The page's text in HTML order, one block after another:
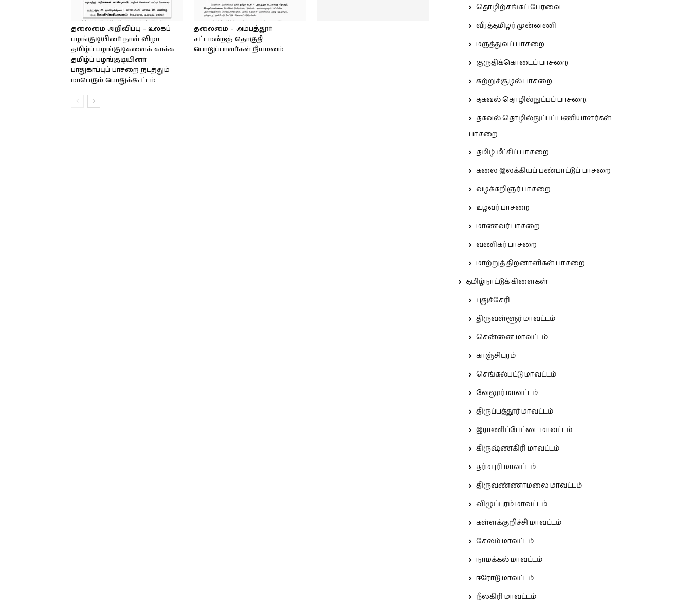
தலைமை அறிவிப்பு – உலகப்
பழங்குடியினர் நாள் விழா
தமிழ்ப் பழங்குடிகளைக் காக்க
தமிழ்ப் பழங்குடியினர்
பாதுகாப்புப் பாசறை நடத்தும்
மாபெரும் பொதுக்கூட்டம்
தலைமை – அம்பத்தூர்
சட்டமன்றத் தொகுதி
பொறுப்பாளர்கள் நியமனம்
தொழிற்சங்கப் பேரவை
வீரத்தமிழர் முன்னணி
மருத்துவப் பாசறை
குருதிக்கொடைப் பாசறை
சுற்றுச்சூழல் பாசறை
தகவல் தொழில்நுட்பப் பாசறை.
தகவல் தொழில்நுட்பப் பணியாளர்கள்
பாசறை
தமிழ் மீட்சிப் பாசறை
கலை இலக்கியப் பண்பாட்டுப் பாசறை
வழக்கறிஞர் பாசறை
உழவர் பாசறை
மாணவர் பாசறை
வணிகர் பாசறை
மாற்றுத் திறனாளிகள் பாசறை
தமிழ்நாட்டுக் கிளைகள்
புதுச்சேரி
திருவள்ளூர் மாவட்டம்
சென்னை மாவட்டம்
காஞ்சிபுரம்
செங்கல்பட்டு மாவட்டம்
வேலூர் மாவட்டம்
திருப்பத்தூர் மாவட்டம்
இராணிப்பேட்டை மாவட்டம்
கிருஷ்ணகிரி மாவட்டம்
தர்மபுரி மாவட்டம்
திருவண்ணாமலை மாவட்டம்
விழுப்புரம் மாவட்டம்
கள்ளக்குறிச்சி மாவட்டம்
சேலம் மாவட்டம்
நாமக்கல் மாவட்டம்
ஈரோடு மாவட்டம்
நீலகிரி மாவட்டம்